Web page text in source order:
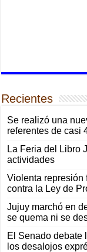
Recientes
Se realizó una
referentes de casi
La Feria del Libro
actividades
Violenta represión
contra la Ley de
Jujuy marchó en
se quema ni se
El Senado debate
los desalojos